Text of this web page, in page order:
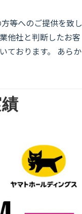
等へのご提供を致し
他社と判断したお客
ております。 あらか